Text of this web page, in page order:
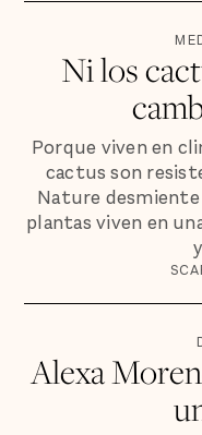
Ni los
Porque viven en
cactus son
Nature
plantas viven en
Alexa